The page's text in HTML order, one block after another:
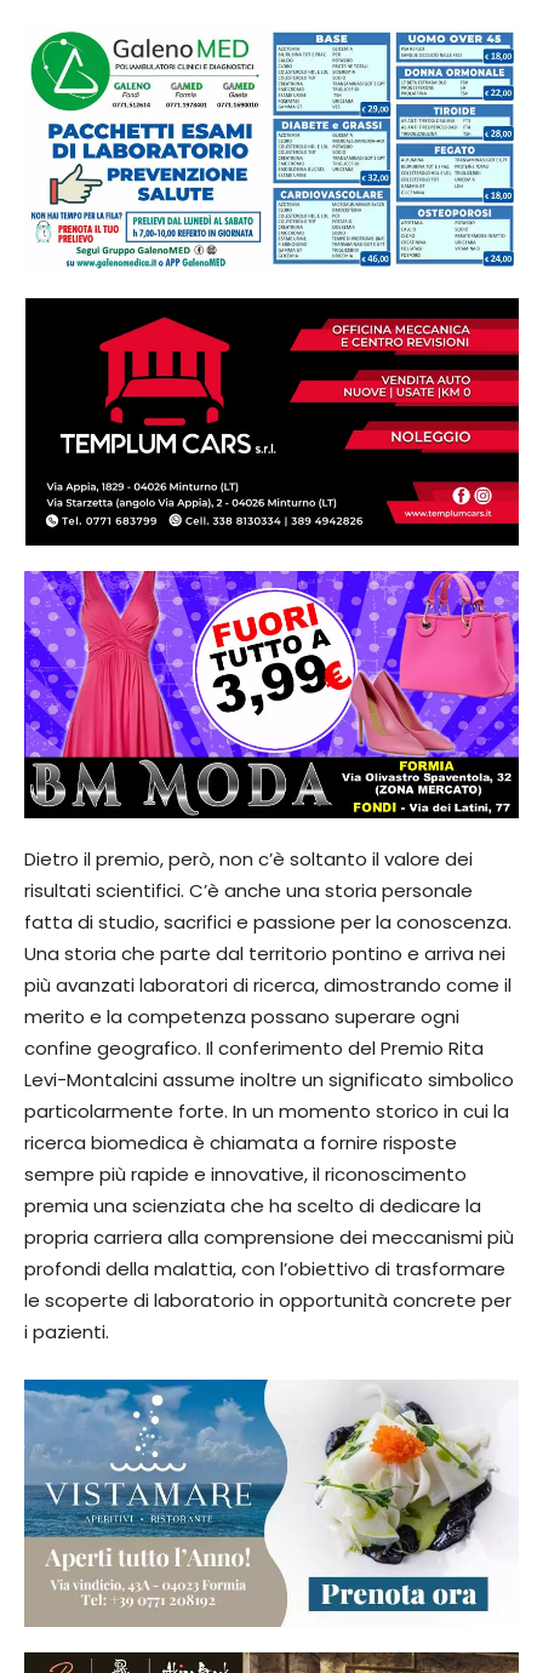
Dietro il premio, però, non c’è soltanto il valore dei
risultati scientifici. C’è anche una storia personale
fatta di studio, sacrifici e passione per la conoscenza.
Una storia che parte dal territorio pontino e arriva nei
più avanzati laboratori di ricerca, dimostrando come il
merito e la competenza possano superare ogni
confine geografico. Il conferimento del Premio Rita
Levi-Montalcini assume inoltre un significato simbolico
particolarmente forte. In un momento storico in cui la
ricerca biomedica è chiamata a fornire risposte
sempre più rapide e innovative, il riconoscimento
premia una scienziata che ha scelto di dedicare la
propria carriera alla comprensione dei meccanismi più
profondi della malattia, con l’obiettivo di trasformare
le scoperte di laboratorio in opportunità concrete per
i pazienti.